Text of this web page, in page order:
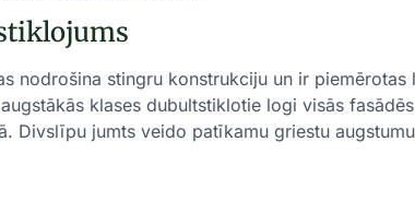
nodrošina stingru konstrukciju un ir
klases dubultstiklotie logi visās
Divslīpu jumts veido patīkamu griestu